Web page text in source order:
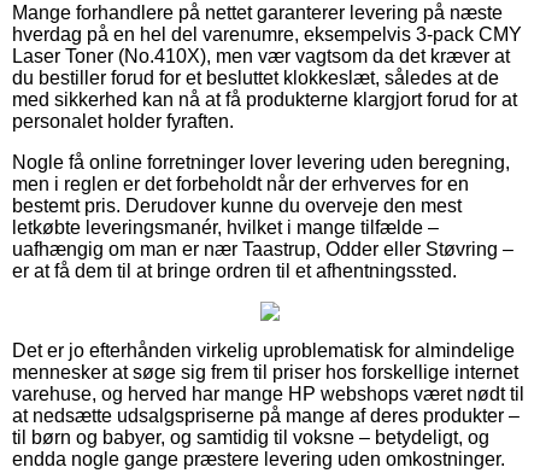
Mange forhandlere på nettet garanterer levering på næste
hverdag på en hel del varenumre, eksempelvis 3-pack CMY
Laser Toner (No.410X), men vær vagtsom da det kræver at
du bestiller forud for et besluttet klokkeslæt, således at de
med sikkerhed kan nå at få produkterne klargjort forud for at
personalet holder fyraften.
Nogle få online forretninger lover levering uden beregning,
men i reglen er det forbeholdt når der erhverves for en
bestemt pris. Derudover kunne du overveje den mest
letkøbte leveringsmanér, hvilket i mange tilfælde –
uafhængig om man er nær Taastrup, Odder eller Støvring –
er at få dem til at bringe ordren til et afhentningssted.
Det er jo efterhånden virkelig uproblematisk for almindelige
mennesker at søge sig frem til priser hos forskellige internet
varehuse, og herved har mange HP webshops været nødt til
at nedsætte udsalgspriserne på mange af deres produkter –
til børn og babyer, og samtidig til voksne – betydeligt, og
endda nogle gange præstere levering uden omkostninger.